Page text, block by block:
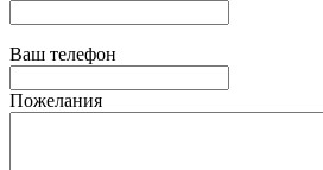
Ваш телефон
Пожелания